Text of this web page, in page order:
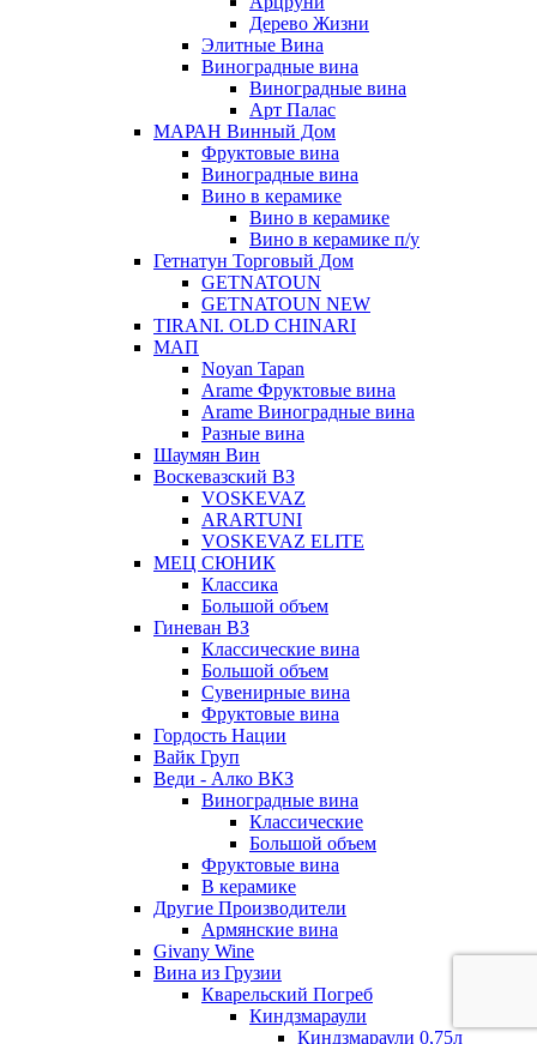
Дерево Жизни
Элитные Вина
Виноградные вина
Виноградные вина
Арт Палас
МАРАН Винный Дом
Фруктовые вина
Виноградные вина
Вино в керамике
Вино в керамике
Вино в керамике п/у
Гетнатун Торговый Дом
GETNATOUN
GETNATOUN NEW
TIRANI. OLD CHINARI
МАП
Noyan Tapan
Arame Фруктовые вина
Arame Виноградные вина
Разные вина
Шаумян Вин
Воскевазский ВЗ
VOSKEVAZ
ARARTUNI
VOSKEVAZ ELITE
МЕЦ СЮНИК
Классика
Большой объем
Гиневан ВЗ
Классические вина
Большой объем
Сувенирные вина
Фруктовые вина
Гордость Нации
Вайк Груп
Веди - Алко ВКЗ
Виноградные вина
Классические
Большой объем
Фруктовые вина
В керамике
Другие Производители
Армянские вина
Givany Wine
Вина из Грузии
Кварельский Погреб
Киндзмараули
Киндзмараули 0,75л